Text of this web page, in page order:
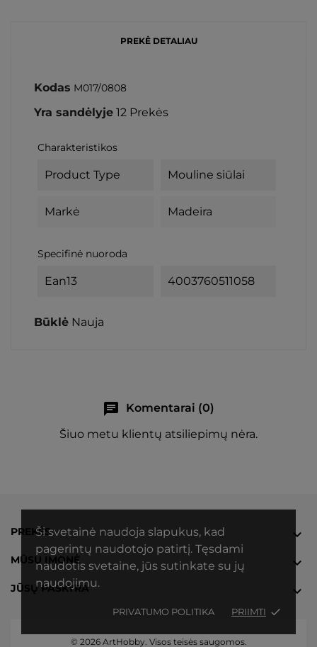
Ši svetainė naudoja slapukus, kad
pagerintų naudotojo patirtį. Tęsdami
naudotis svetaine, jūs sutinkate su jų
naudojimu.
PRIVATUMO POLITIKA PRIIMTI done
PREKĖ DETALIAU
Kodas M017/0808
Yra sandėlyje 12 Prekės
Charakteristikos
Product Type Mouline siūlai
Markė Madeira
Specifinė nuoroda
Ean13 4003760511058
Būklė Nauja
chat
Komentarai (0)
Šiuo metu klientų atsiliepimų nėra.
PREKĖS 
MŪSŲ ĮMONĖ 
JŪSŲ PASKYRA 
© 2026 ArtHobby. Visos teisės saugomos.